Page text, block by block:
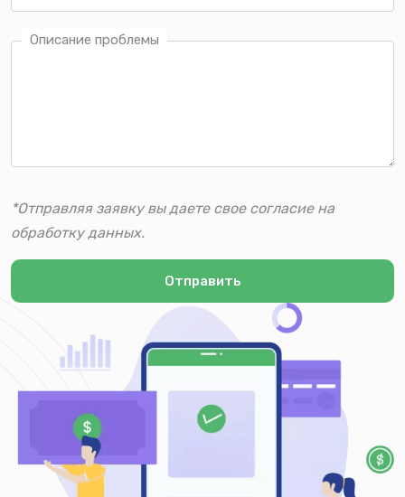
Описание проблемы
*Отправляя заявку вы даете свое согласие на
обработку данных.
Отправить